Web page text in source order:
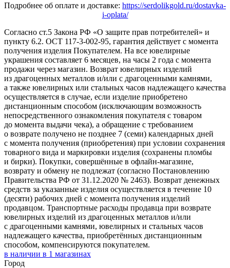
Подробнее об оплате и доставке: https://serdolikgold.ru/dostavka-
i-oplata/
Согласно ст.5 Закона РФ «О защите прав потребителей» и
пункту 6.2. ОСТ 117-3-002-95, гарантия действует с момента
получения изделия Покупателем. На все ювелирные
украшения составляет 6 месяцев, на часы 2 года с момента
продажи через магазин. Возврат ювелирных изделий
из драгоценных металлов и/или с драгоценными камнями,
а также ювелирных или стальных часов надлежащего качества
осуществляется в случае, если изделие приобретено
дистанционным способом (исключающим возможность
непосредственного ознакомления покупателя с товаром
до момента выдачи чека), а обращение с требованием
о возврате получено не позднее 7 (семи) календарных дней
с момента получения (приобретения) при условии сохранения
товарного вида и маркировки изделия (сохранены пломбы
и бирки). Покупки, совершённые в офлайн-магазине,
возврату и обмену не подлежат (согласно Постановлению
Правительства РФ от 31.12.2020 № 2463). Возврат денежных
средств за указанные изделия осуществляется в течение 10
(десяти) рабочих дней с момента получения изделий
продавцом. Транспортные расходы продавца при возврате
ювелирных изделий из драгоценных металлов и/или
с драгоценными камнями, ювелирных и стальных часов
надлежащего качества, приобретённых дистанционным
способом, компенсируются покупателем.
в наличии в 1 магазинах
Город